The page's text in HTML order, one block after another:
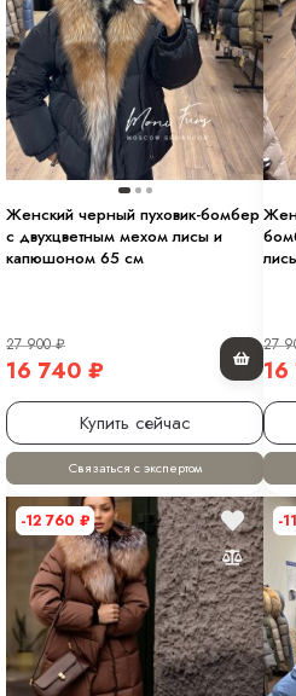
Женский черный пуховик-бомбер
с двухцветным мехом лисы и
капюшоном 65 см
27 900₽
16 740 ₽
Купить сейчас
Связаться с экспертом
27
-12 760 ₽ -